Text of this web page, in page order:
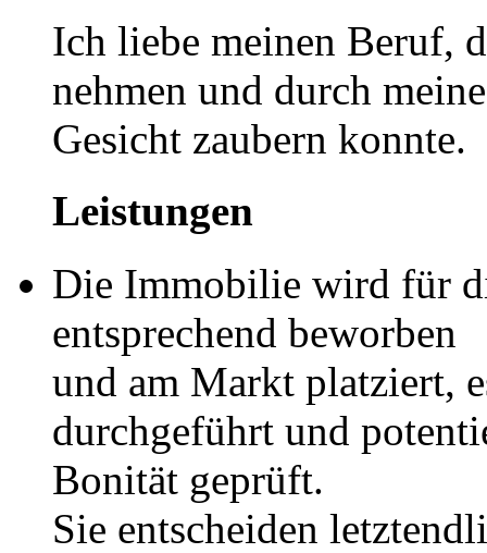
Ich liebe meinen Beruf,
nehmen und durch
Gesicht zaubern konnte.
Leistungen
Die Immobilie wird für
entsprechend beworben
und am Markt platziert,
durchgeführt und
Bonität geprüft.
Sie entscheiden